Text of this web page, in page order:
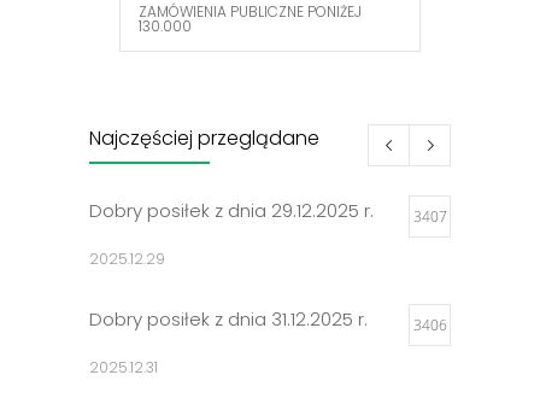
ZAMÓWIENIA PUBLICZNE PONIŻEJ
130.000
Najczęściej przeglądane
Dobry posiłek z dnia 29.12.2025 r. 3407
2025.12.29
Dobry posiłek z dnia 31.12.2025 r. 3406
2025.12.31